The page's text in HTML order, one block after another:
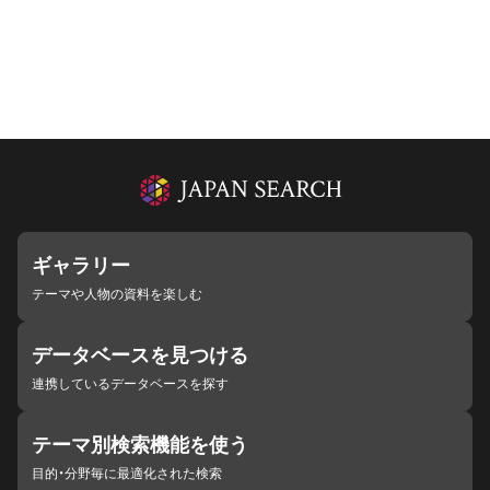
ギャラリー
テーマや人物の資料を楽しむ
データベースを見つける
連携しているデータベースを探す
テーマ別検索機能を使う
目的・分野毎に最適化された検索